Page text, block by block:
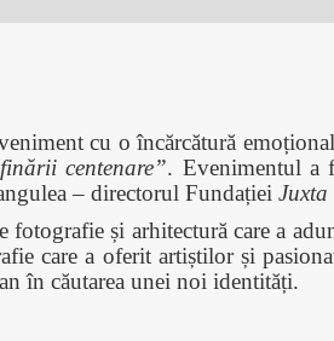
cu o încărcătură
centenare”. Evenimentul a
– directorul Fundației Juxta
fotografie și arhitectură care a
care a oferit artiștilor și
în căutarea unei noi identități.